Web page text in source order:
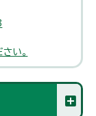
い。